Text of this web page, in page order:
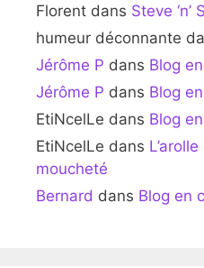
Florent dans Steve ‘n’
humeur déconnante
Jérôme P dans Blog
Jérôme P dans Blog
EtiNcelLe dans Blog
EtiNcelLe dans
moucheté
Bernard dans Blog en